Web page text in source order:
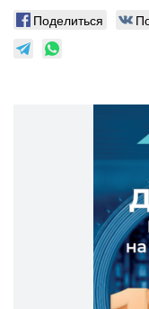
Поделиться